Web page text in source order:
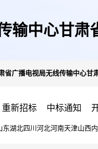
输中心甘
省广播电视局无线传输中心甘
重新招标 中标通知
东湖北四川 河北河南天津山西